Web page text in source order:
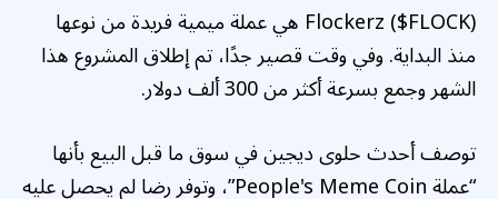
Flockerz ($FLOCK) هي عملة ميمية فريدة من نوعها
منذ البداية. وفي وقت قصير جدًا، تم إطلاق المشروع هذا
الشهر وجمع بسرعة أكثر من 300 ألف دولار.
توصف أحدث حلوى ديجين في سوق ما قبل البيع بأنها
“عملة People's Meme Coin”، وتوفر رضا لم يحصل عليه